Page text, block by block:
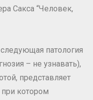
Сакса “Человек,
патология
– не узнавать),
представляет
при котором